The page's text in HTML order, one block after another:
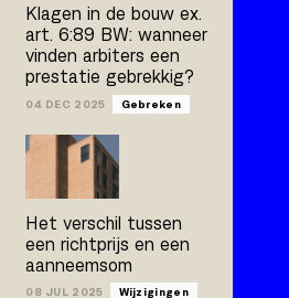
Bert van der Zijpp
Klagen in de bouw ex.
art. 6:89 BW: wanneer
vinden arbiters een
prestatie gebrekkig?
04 DEC 2025 Gebreken
Het verschil tussen
een richtprijs en een
aanneemsom
08 JUL 2025 Wijzigingen